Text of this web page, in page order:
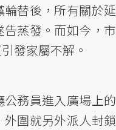
替後，所有關於延
蒸發。而如今，市
發家屬不解。
務員進入廣場上的
外圍就另外派人封鎖